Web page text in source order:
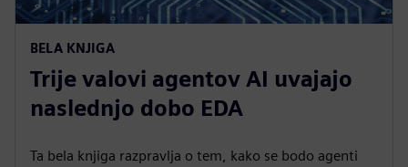
BELA KNJIGA
Trije valovi agentov AI uvajajo
naslednjo dobo EDA
Ta bela knjiga razpravlja o tem, kako se bodo agenti